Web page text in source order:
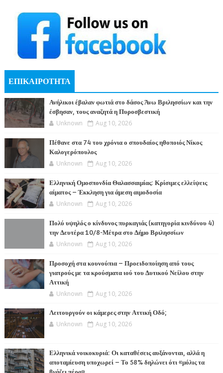
ΕΠΙΚΑΙΡΟΤΗΤΑ
Ανήλικοι έβαλαν φωτιά στο δάσος Άνω Βριλησσίων και την
έσβησαν, τους αναζητά η Πυροσβεστική
Unknown Aug 10, 2026
Πέθανε στα 74 του χρόνια ο σπουδαίος ηθοποιός Νίκος
Καλογερόπουλος
Unknown Aug 10, 2026
Ελληνική Ομοσπονδία Θαλασσαιμίας: Κρίσιμες ελλείψεις
αίματος – Έκκληση για άμεση αιμοδοσία
Unknown Aug 10, 2026
Πολύ υψηλός ο κίνδυνος πυρκαγιάς (κατηγορία κινδύνου 4)
την Δευτέρα 10/8-Μέτρα στο Δήμο Βριλησσίων
Unknown Aug 10, 2026
Προσοχή στα κουνούπια – Προειδοποίηση από τους
γιατρούς με τα κρούσματα ιού του Δυτικού Νείλου στην
Αττική
Unknown Aug 10, 2026
Λειτουργούν οι κάμερες στην Αττική Οδό;
Unknown Aug 10, 2026
Ελληνικά νοικοκυριά: Οι καταθέσεις αυξάνονται, αλλά η
αποταμίευση υποχωρεί – Το 58% δηλώνει ότι «μόλις τα